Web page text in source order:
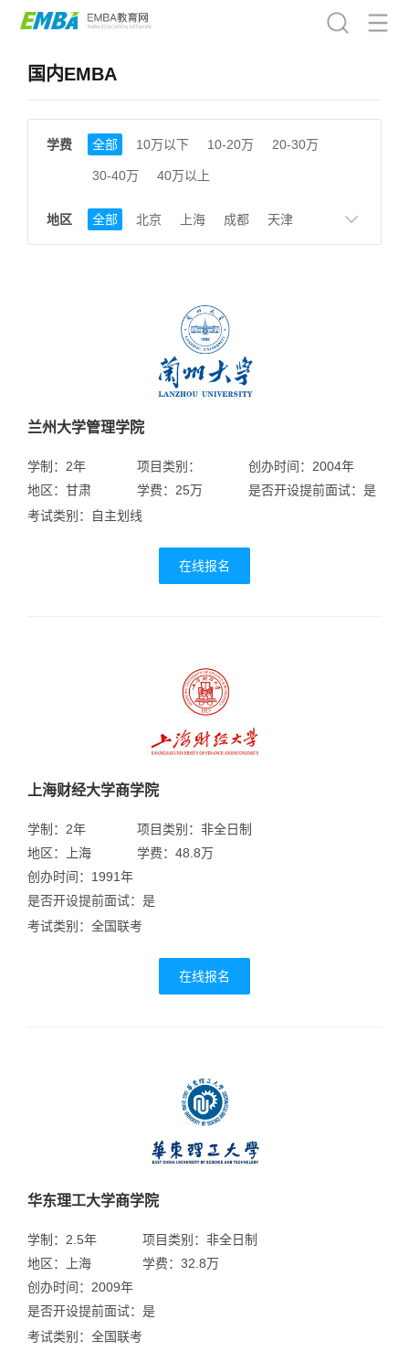
国内EMBA
学费 全部 10万以下 10-20万 20-30万
30-40万 40万以上
地区 全部 北京 上海 成都 天津
山东 安徽
广州
兰州大学管理学院
学制：2年
地区：甘肃
项目类别：
学费：25万
创办时间：2004年
是否开设提前面试：是
考试类别：自主划线
在线报名
上海财经大学商学院
学制：2年
地区：上海
项目类别：非全日制
学费：48.8万
创办时间：1991年
是否开设提前面试：是
考试类别：全国联考
在线报名
华东理工大学商学院
学制：2.5年
地区：上海
项目类别：非全日制
学费：32.8万
创办时间：2009年
是否开设提前面试：是
考试类别：全国联考